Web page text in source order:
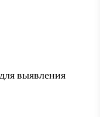
выявления